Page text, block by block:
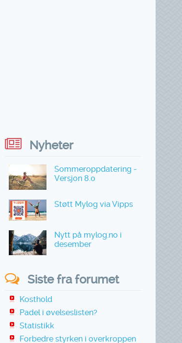
Nyheter
Sommeroppdatering -
Versjon 8.0
Støtt Mylog via Vipps
Nytt på mylog.no i
desember
Siste fra forumet
Kosthold
Padel i øvelseslisten?
Statistikk
Forbedre styrken i overkroppen